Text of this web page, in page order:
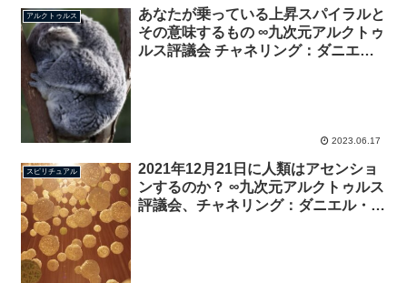
アルクトゥルス
あなたが乗っている上昇スパイラルと
その意味するもの ∞九次元アルクトゥ
ルス評議会 チャネリング：ダニエ
2023.06.17
スピリチュアル
2021年12月21日に人類はアセンショ
ンするのか？ ∞九次元アルクトゥルス
評議会、チャネリング：ダニエル・ス